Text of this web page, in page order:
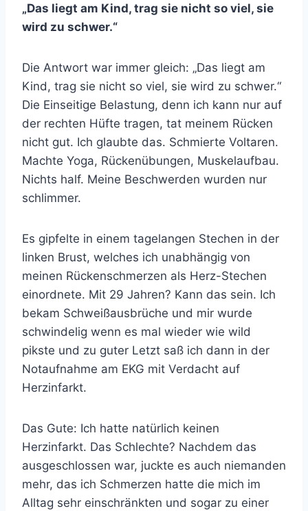
„Das liegt am Kind, trag sie nicht so viel, sie
wird zu schwer.“
Die Antwort war immer gleich: „Das liegt am
Kind, trag sie nicht so viel, sie wird zu schwer.“
Die Einseitige Belastung, denn ich kann nur auf
der rechten Hüfte tragen, tat meinem Rücken
nicht gut. Ich glaubte das. Schmierte Voltaren.
Machte Yoga, Rückenübungen, Muskelaufbau.
Nichts half. Meine Beschwerden wurden nur
schlimmer.
Es gipfelte in einem tagelangen Stechen in der
linken Brust, welches ich unabhängig von
meinen Rückenschmerzen als Herz-Stechen
einordnete. Mit 29 Jahren? Kann das sein. Ich
bekam Schweißausbrüche und mir wurde
schwindelig wenn es mal wieder wie wild
pikste und zu guter Letzt saß ich dann in der
Notaufnahme am EKG mit Verdacht auf
Herzinfarkt.
Das Gute: Ich hatte natürlich keinen
Herzinfarkt. Das Schlechte? Nachdem das
ausgeschlossen war, juckte es auch niemanden
mehr, das ich Schmerzen hatte die mich im
Alltag sehr einschränkten und sogar zu einer